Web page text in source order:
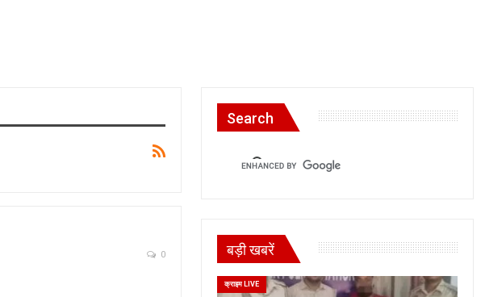
0
Search
बड़ी खबरें
क्राइम LIVE